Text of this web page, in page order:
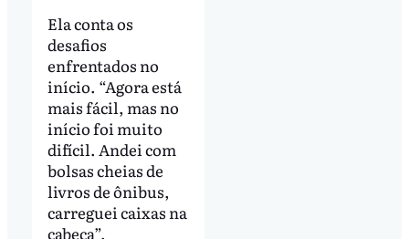
Ela conta os
desafios
enfrentados no
início. “Agora está
mais fácil, mas no
início foi muito
difícil. Andei com
bolsas cheias de
livros de ônibus,
carreguei caixas na
cabeça”.